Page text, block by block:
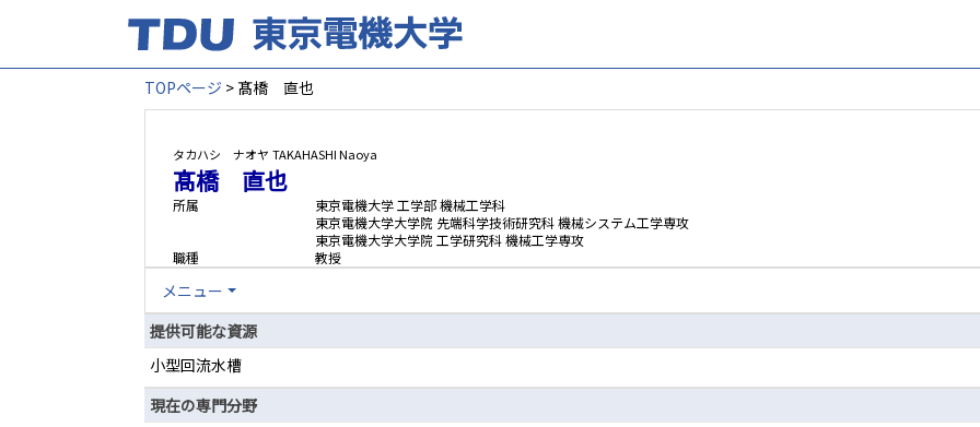
TOPページ > 髙橋 直也
タカハシ ナオヤ TAKAHASHI Naoya
髙橋 直也
所属
東京電機大学 工学部 機械工学科
東京電機大学大学院 先端科学技術研究科 機械システム工学専攻
東京電機大学大学院 工学研究科 機械工学専攻
職種
教授
メニュー
提供可能な資源
小型回流水槽
現在の専門分野